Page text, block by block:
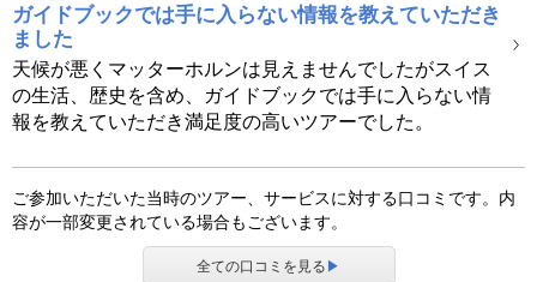
ガイドブックでは手に入らない情報を教えていただき
ました
天候が悪くマッターホルンは見えませんでしたがスイス
の生活、歴史を含め、ガイドブックでは手に入らない情
報を教えていただき満足度の高いツアーでした。
ご参加いただいた当時のツアー、サービスに対する口コミです。内
容が一部変更されている場合もございます。
全ての口コミを見る ▶